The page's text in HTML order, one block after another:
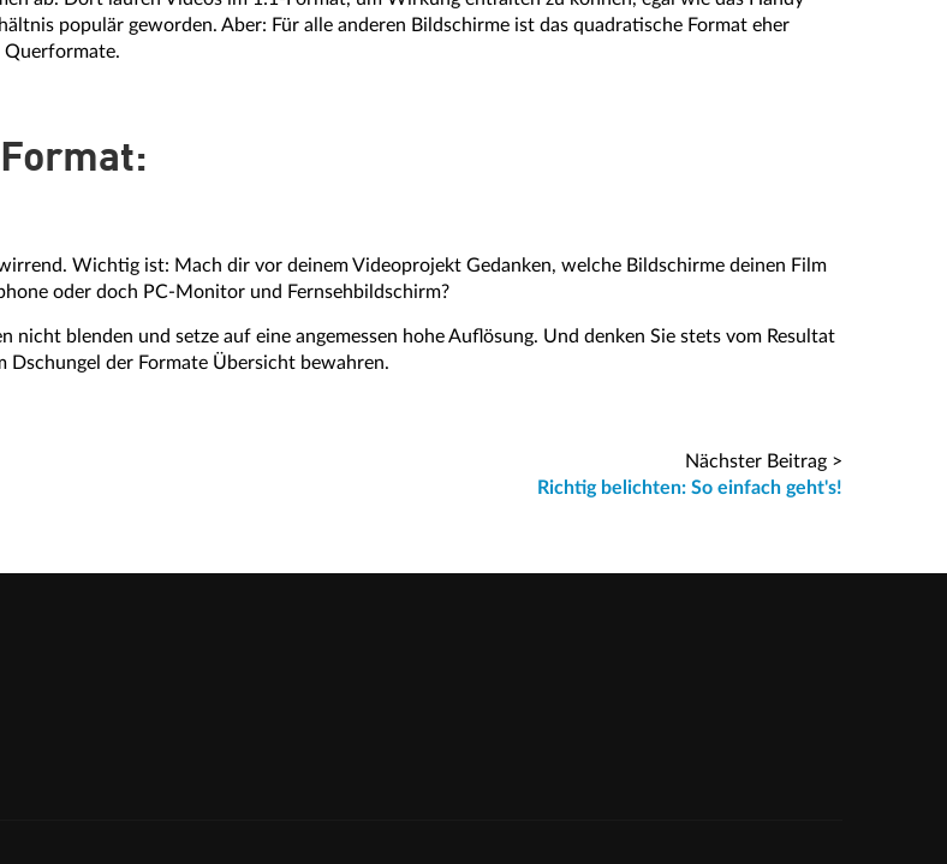
populär geworden. Aber: Für alle anderen Bildschirme ist das quadratische Format eher
Querformate.
Wichtig ist: Mach dir vor deinem Videoprojekt Gedanken, welche Bildschirme deinen Film
oder doch PC-Monitor und Fernsehbildschirm?
nicht blenden und setze auf eine angemessen hohe Auflösung. Und denken Sie stets vom Resultat
Dschungel der Formate Übersicht bewahren.
Nächster Beitrag >
Richtig belichten: So einfach geht's!